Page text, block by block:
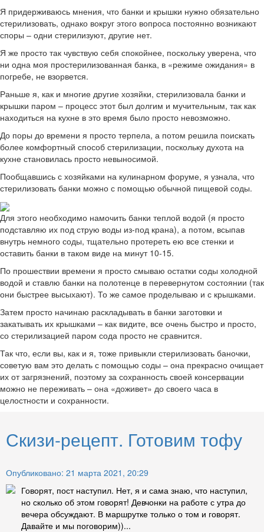
Я придерживаюсь мнения, что банки и крышки нужно обязательно
стерилизовать, однако вокруг этого вопроса постоянно возникают
споры – одни стерилизуют, другие нет.
Я же просто так чувствую себя спокойнее, поскольку уверена, что
ни одна моя простерилизованная банка, в «режиме ожидания» в
погребе, не взорвется.
Раньше я, как и многие другие хозяйки, стерилизовала банки и
крышки паром – процесс этот был долгим и мучительным, так как
находиться на кухне в это время было просто невозможно.
До поры до времени я просто терпела, а потом решила поискать
более комфортный способ стерилизации, поскольку духота на
кухне становилась просто невыносимой.
Пообщавшись с хозяйками на кулинарном форуме, я узнала, что
стерилизовать банки можно с помощью обычной пищевой соды.
Для этого необходимо намочить банки теплой водой (я просто
подставляю их под струю воды из-под крана), а потом, всыпав
внутрь немного соды, тщательно протереть ею все стенки и
оставить банки в таком виде на минут 10-15.
По прошествии времени я просто смываю остатки соды холодной
водой и ставлю банки на полотенце в перевернутом состоянии (так
они быстрее высыхают). То же самое проделываю и с крышками.
Затем просто начинаю раскладывать в банки заготовки и
закатывать их крышками – как видите, все очень быстро и просто,
со стерилизацией паром сода просто не сравнится.
Так что, если вы, как и я, тоже привыкли стерилизовать баночки,
советую вам это делать с помощью соды – она прекрасно очищает
их от загрязнений, поэтому за сохранность своей консервации
можно не переживать – она «доживет» до своего часа в
целостности и сохранности.
Скизи-рецепт. Готовим тофу
Опубликовано: 21 марта 2021, 20:29
Говорят, пост наступил. Нет, я и сама знаю, что наступил,
но сколько об этом говорят! Девчонки на работе с утра до
вечера обсуждают. В маршрутке только о том и говорят.
Давайте и мы поговорим))...